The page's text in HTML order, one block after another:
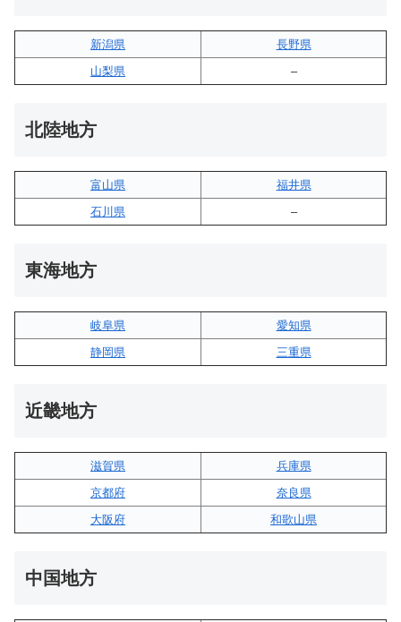
新潟県
長野県
山梨県
–
北陸地方
富山県
福井県
石川県
–
東海地方
岐阜県
愛知県
静岡県
三重県
近畿地方
滋賀県
兵庫県
京都府
奈良県
大阪府
和歌山県
中国地方